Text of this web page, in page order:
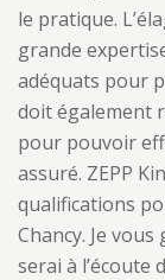
le pratique.
grande
adéquats pour
doit également
pour pouvoir
assuré. ZEPP
qualifications
Chancy. Je
serai à l’écoute